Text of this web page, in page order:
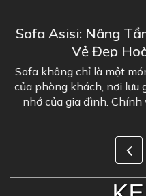
Sofa Asisi: Nâng
Vẻ Đẹp
Sofa không chỉ là một
của phòng khách, nơi
nhớ của gia đình.